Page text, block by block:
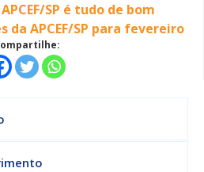
SP é tudo de bom
da APCEF/SP para fevereiro